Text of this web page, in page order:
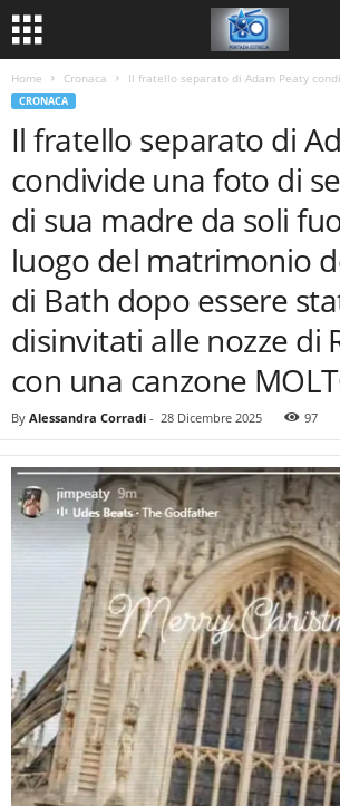
Home Cronaca Il fratello separato di Adam Peaty
CRONACA
Il fratello separato di
condivide una foto di
di sua madre da soli
luogo del matrimonio
di Bath dopo essere
disinvitati alle nozze di
con una canzone
By Alessandra Corradi - 28 Dicembre 2025 97